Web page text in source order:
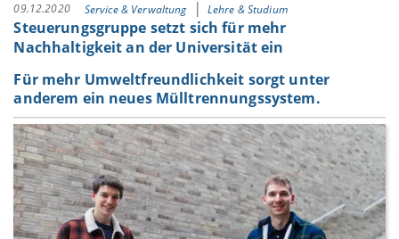
09.12.2020 Service & Verwaltung Lehre & Studium
Steuerungsgruppe setzt sich für mehr
Nachhaltigkeit an der Universität ein
Für mehr Umweltfreundlichkeit sorgt unter
anderem ein neues Mülltrennungssystem.